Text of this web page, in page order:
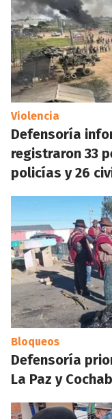
Violencia
Defensoría
registraron 33
policías y 26
Bloqueos
Defensoría
La Paz y